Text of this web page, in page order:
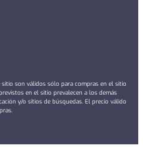
son válidos sólo para compras en el sitio
en el sitio prevalecen a los demás
y/o sitios de búsquedas. El precio válido